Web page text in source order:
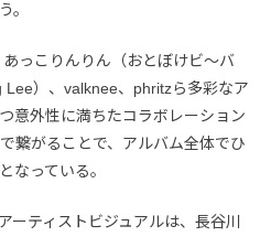
。
っこりんりん（おとぼけビ～バ
）、valknee、phritzら多彩なア
意外性に満ちたコラボレーション
繋がることで、アルバム全体でひ
なっている。
ーティストビジュアルは、長谷川